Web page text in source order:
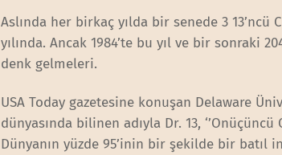
Aslında her birkaç yılda bir senede 3 13’ncü
yılında. Ancak 1984’te bu yıl ve bir sonraki
denk gelmeleri.
USA Today gazetesine konuşan Delaware
dünyasında bilinen adıyla Dr. 13,
Dünyanın yüzde 95’inin bir şekilde bir batıl